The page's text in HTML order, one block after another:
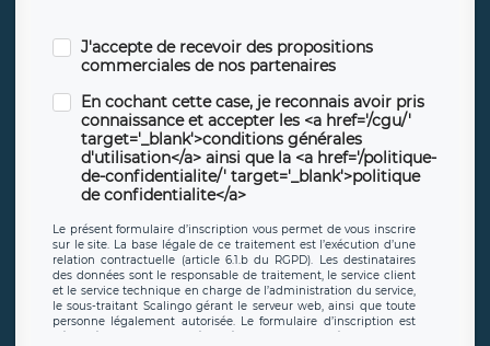
J'accepte de recevoir des propositions
commerciales de nos partenaires
En cochant cette case, je reconnais avoir pris
connaissance et accepter les <a href='/cgu/'
target='_blank'>conditions générales
d'utilisation</a> ainsi que la <a href='/politique-
de-confidentialite/' target='_blank'>politique
de confidentialite</a>
Le présent formulaire d’inscription vous permet de vous inscrire
sur le site. La base légale de ce traitement est l’exécution d’une
relation contractuelle (article 6.1.b du RGPD). Les destinataires
des données sont le responsable de traitement, le service client
et le service technique en charge de l’administration du service,
le sous-traitant Scalingo gérant le serveur web, ainsi que toute
personne légalement autorisée. Le formulaire d’inscription est